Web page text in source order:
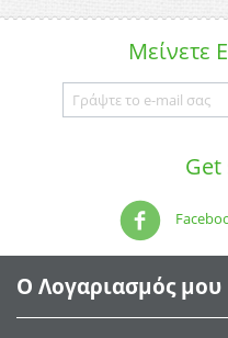
Μείνετε
Get
Ο Λογαριασμός μου